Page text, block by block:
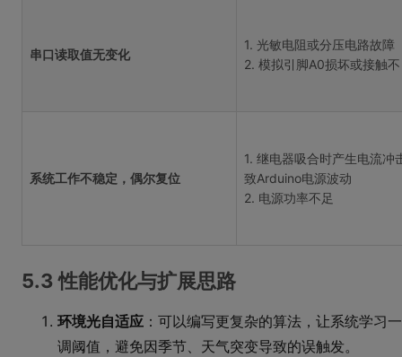
串口读取值无变化
1. 光敏电阻或分压电路故障
2. 模拟引脚A0损坏或接触
系统工作不稳定，偶尔复位
1. 继电器吸合时产生电流冲
致Arduino电源波动
2. 电源功率不足
5.3 性能优化与扩展思路
环境光自适应 ：可以编写更复杂的算法，让系统学习
调阈值，避免因季节、天气突变导致的误触发。